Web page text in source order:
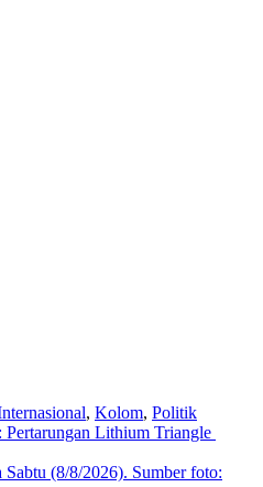
, Kolom, Politik
Lithium Triangle